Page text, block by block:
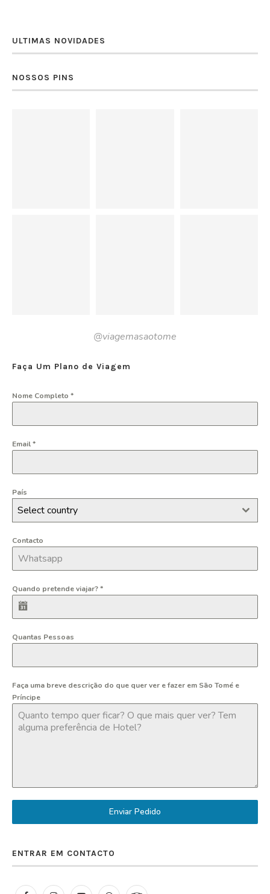
ULTIMAS NOVIDADES
NOSSOS PINS
@viagemasaotome
Faça Um Plano de Viagem
Nome Completo *
Email*
País
Select country
Contacto
Quando pretende viajar?*
Quantas Pessoas
Faça uma breve descrição do que quer ver e fazer em São Tomé e
Príncipe
Enviar Pedido
ENTRAR EM CONTACTO